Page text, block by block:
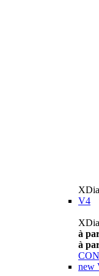
V4
à
à
new